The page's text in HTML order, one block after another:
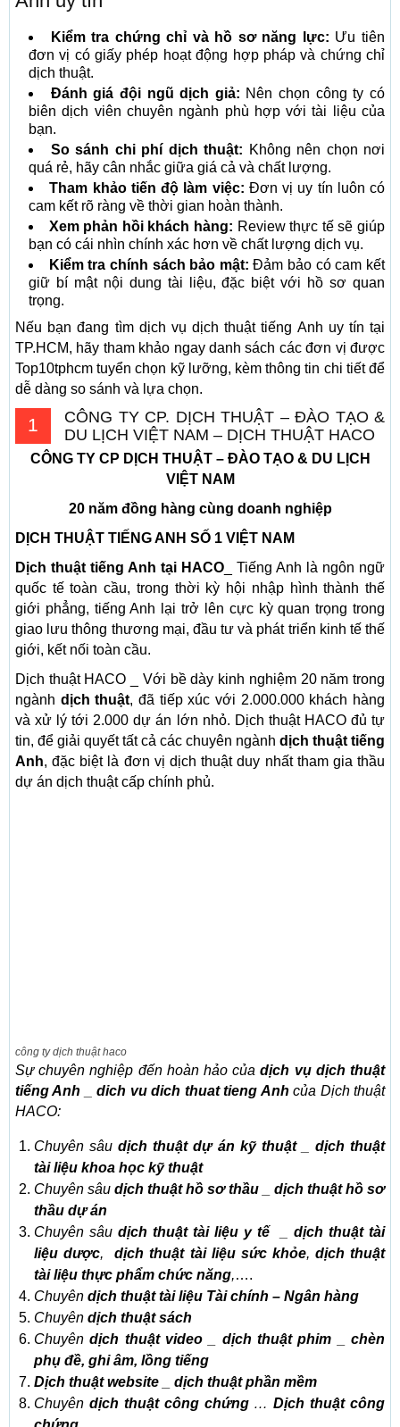
Kiểm tra chứng chỉ và hồ sơ năng lực: Ưu tiên
đơn vị có giấy phép hoạt động hợp pháp và chứng chỉ
dịch thuật.
Đánh giá đội ngũ dịch giả: Nên chọn công ty có
biên dịch viên chuyên ngành phù hợp với tài liệu của
bạn.
So sánh chi phí dịch thuật: Không nên chọn nơi
quá rẻ, hãy cân nhắc giữa giá cả và chất lượng.
Tham khảo tiến độ làm việc: Đơn vị uy tín luôn có
cam kết rõ ràng về thời gian hoàn thành.
Xem phản hồi khách hàng: Review thực tế sẽ giúp
bạn có cái nhìn chính xác hơn về chất lượng dịch vụ.
Kiểm tra chính sách bảo mật: Đảm bảo có cam kết
giữ bí mật nội dung tài liệu, đặc biệt với hồ sơ quan
trọng.
Nếu bạn đang tìm dịch vụ dịch thuật tiếng Anh uy tín tại
TP.HCM, hãy tham khảo ngay danh sách các đơn vị được
Top10tphcm tuyển chọn kỹ lưỡng, kèm thông tin chi tiết để
dễ dàng so sánh và lựa chọn.
1
CÔNG TY CP. DỊCH THUẬT – ĐÀO TẠO &
DU LỊCH VIỆT NAM – DỊCH THUẬT HACO
CÔNG TY CP DỊCH THUẬT – ĐÀO TẠO & DU LỊCH
VIỆT NAM
20 năm đồng hàng cùng doanh nghiệp
DỊCH THUẬT TIẾNG ANH SỐ 1 VIỆT NAM
Dịch thuật tiếng Anh tại HACO _ Tiếng Anh là ngôn ngữ
quốc tế toàn cầu, trong thời kỳ hội nhập hình thành thế
giới phẳng, tiếng Anh lại trở lên cực kỳ quan trọng trong
giao lưu thông thương mại, đầu tư và phát triển kinh tế thế
giới, kết nối toàn cầu.
Dịch thuật HACO _ Với bề dày kinh nghiệm 20 năm trong
ngành dịch thuật, đã tiếp xúc với 2.000.000 khách hàng
và xử lý tới 2.000 dự án lớn nhỏ. Dịch thuật HACO đủ tự
tin, để giải quyết tất cả các chuyên ngành dịch thuật tiếng
Anh, đặc biệt là đơn vị dịch thuật duy nhất tham gia thầu
dự án dịch thuật cấp chính phủ.
công ty dịch thuật haco
Sự chuyên nghiệp đến hoàn hảo củadịch vụ dịch thuật
tiếng Anh _dich vu dich thuat tieng Anh của Dịch thuật
HACO:
Chuyên sâudịch thuật dự án kỹ thuật_ dịch thuật
tài liệu khoa học kỹ thuật
Chuyên sâu dịch thuật hồ sơ thầu _ dịch thuật hồ sơ
thầu dự án
Chuyên sâu dịch thuật tài liệu y tế
dịch thuật tài
liệu dược,dịch thuật tài liệu sức khỏe, dịch thuật
tài liệu thực phẩm chức năng,….
Chuyên dịch thuật tài liệu Tài chính – Ngân hàng
Chuyên dịch thuật sách
Chuyên dịch thuật video _ dịch thuật phim _ chèn
phụ đề, ghi âm, lồng tiếng
Dịch thuật website _ dịch thuật phần mềm
Chuyên dịch thuật công chứng…Dịch thuật công